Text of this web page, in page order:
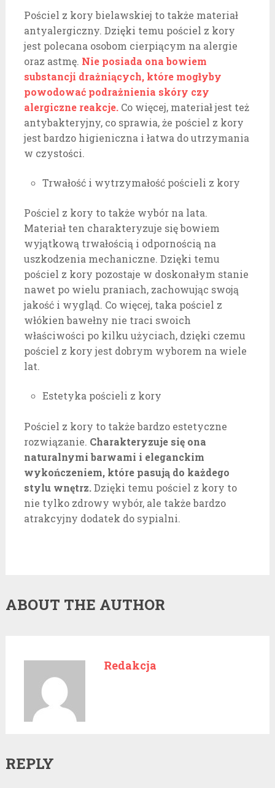
Pościel z kory bielawskiej to także materiał
antyalergiczny. Dzięki temu pościel z kory
jest polecana osobom cierpiącym na alergie
oraz astmę. Nie posiada ona bowiem
substancji drażniących, które mogłyby
powodować podrażnienia skóry czy
alergiczne reakcje.Co więcej, materiał jest też
antybakteryjny, co sprawia, że pościel z kory
jest bardzo higieniczna i łatwa do utrzymania
w czystości.
Trwałość i wytrzymałość pościeli z kory
Pościel z kory to także wybór na lata.
Materiał ten charakteryzuje się bowiem
wyjątkową trwałością i odpornością na
uszkodzenia mechaniczne. Dzięki temu
pościel z kory pozostaje w doskonałym stanie
nawet po wielu praniach, zachowując swoją
jakość i wygląd. Co więcej, taka pościel z
włókien bawełny nie traci swoich
właściwości po kilku użyciach, dzięki czemu
pościel z kory jest dobrym wyborem na wiele
lat.
Estetyka pościeli z kory
Pościel z kory to także bardzo estetyczne
rozwiązanie. Charakteryzuje się ona
naturalnymi barwami i eleganckim
wykończeniem, które pasują do każdego
stylu wnętrz.Dzięki temu pościel z kory to
nie tylko zdrowy wybór, ale także bardzo
atrakcyjny dodatek do sypialni.
ABOUT THE AUTHOR
Redakcja
REPLY